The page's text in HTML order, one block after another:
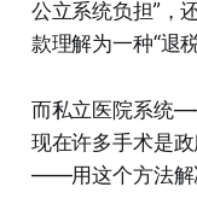
公立系统负担”，
款理解为一种“退税
而私立医院系统
现在许多手术是
——用这个方法解